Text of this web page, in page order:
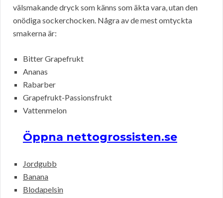
välsmakande dryck som känns som äkta vara, utan den
onödiga sockerchocken. Några av de mest omtyckta
smakerna är:
Bitter Grapefrukt
Ananas
Rabarber
Grapefrukt-Passionsfrukt
Vattenmelon
Öppna nettogrossisten.se
Jordgubb
Banana
Blodapelsin